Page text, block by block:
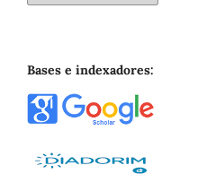
Bases e indexadores: